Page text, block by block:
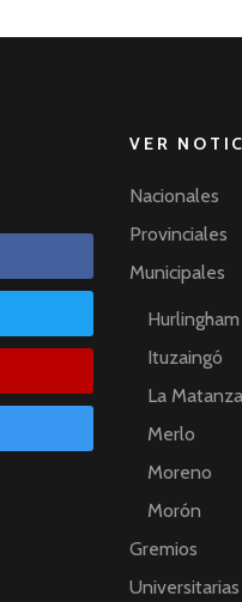
VER
Nacionales
Provinciales
Municipales
Hurlingham
Ituzaingó
La Matanza
Merlo
Moreno
Morón
Gremios
Universitarias